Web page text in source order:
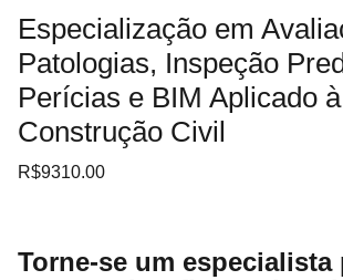
Especialização em
Patologias, Inspeção
Perícias e BIM Aplicado à
Construção Civil
R$9310.00
Torne-se um especialista